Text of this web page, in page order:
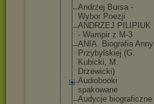
Andrzej Bursa -
Wybor Poezji
ANDRZEJ PILIPIUK
- Wampir z M-3
ANIA. Biografia Anny
Przybylskiej (G.
Kubicki, M.
Drzewicki)
Audiobooki
spakowane
Audycje biograficzne